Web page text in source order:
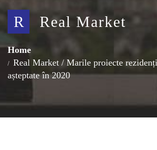
R Real Market
Home
Real Market / Marile proiecte
așteptate în 2020